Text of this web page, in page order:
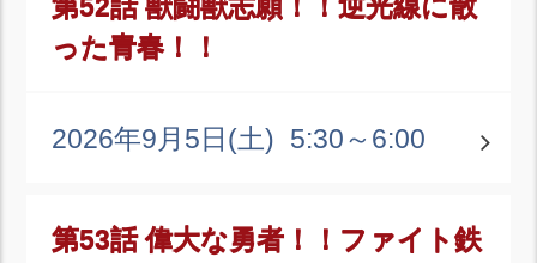
第52話 獣闘獣志願！！逆光線に散
った青春！！
2026年9月5日(土) 5:30～6:00
第53話 偉大な勇者！！ファイト鉄